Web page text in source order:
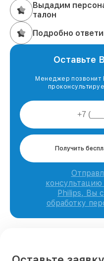
Выдадим
талон
Подробно
Оставьте
Менеджер позвонит
Получить
Philips, Вы
обработку